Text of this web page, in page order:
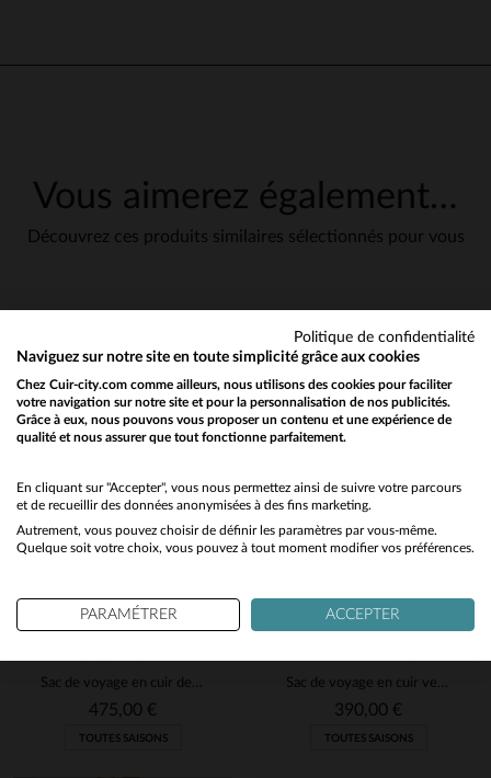
en cliquant ici
Vous aimerez également…
Découvrez ces produits similaires sélectionnés pour vous
Sac de voyage en cuir de mouton 72H bleu marine Jacky Ickx
475,00 €
TOUTES SAISONS
Sac de voyage en cuir vert avec damier racing
390,00 €
TOUTES SAISONS
Would you like to be redirected to our English site?
No
Yes
Politique de confidentialité
Naviguez sur notre site en toute simplicité grâce aux cookies
Chez Cuir-city.com comme ailleurs, nous utilisons des cookies pour faciliter
votre navigation sur notre site et pour la personnalisation de nos publicités.
Grâce à eux, nous pouvons vous proposer un contenu et une expérience de
qualité et nous assurer que tout fonctionne parfaitement.
En cliquant sur "Accepter", vous nous permettez ainsi de suivre votre parcours
et de recueillir des données anonymisées à des fins marketing.
Autrement, vous pouvez choisir de définir les paramètres par vous-même.
Quelque soit votre choix, vous pouvez à tout moment modifier vos préférences.
PARAMÉTRER ACCEPTER